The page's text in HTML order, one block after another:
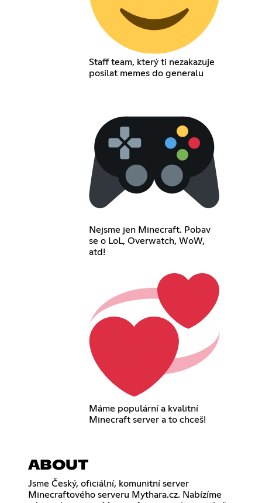
Staff team, který ti nezakazuje
posílat memes do generalu
Nejsme jen Minecraft. Pobav
se o LoL, Overwatch, WoW,
atd!
Máme populární a kvalitní
Minecraft server a to chceš!
ABOUT
Jsme Český, oficiální, komunitní server
Minecraftového serveru Mythara.cz. Nabízíme